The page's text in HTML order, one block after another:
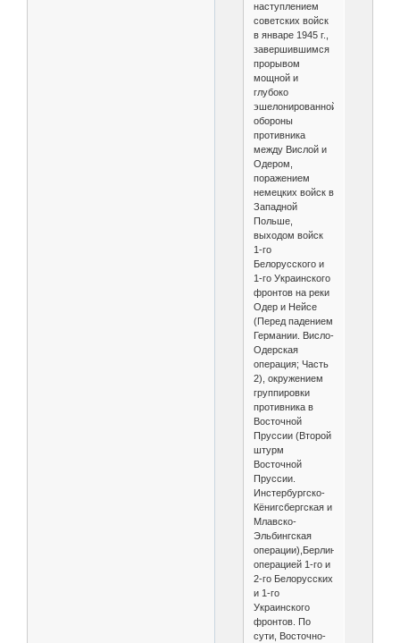
наступлением
советских войск
в январе 1945 г.,
завершившимся
прорывом
мощной и
глубоко
эшелонированной
обороны
противника
между Вислой и
Одером,
поражением
немецких войск в
Западной
Польше,
выходом войск
1-го
Белорусского и
1-го Украинского
фронтов на реки
Одер и Нейсе
(Перед падением
Германии. Висло-
Одерская
операция; Часть
2), окружением
группировки
противника в
Восточной
Пруссии (Второй
штурм
Восточной
Пруссии.
Инстербургско-
Кёнигсбергская и
Млавско-
Эльбингская
операции),Берлинской
операцией 1-го и
2-го Белорусских
и 1-го
Украинского
фронтов. По
сути, Восточно-